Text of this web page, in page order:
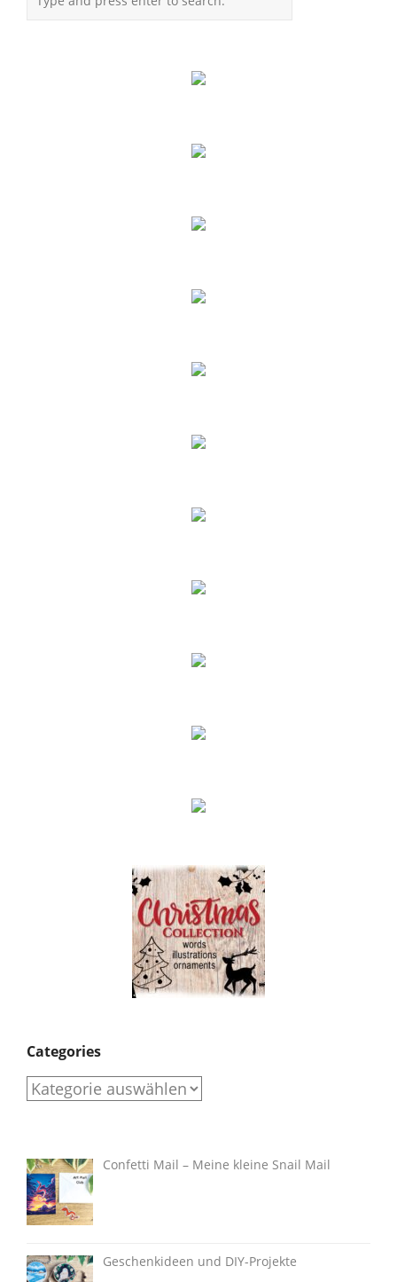
Categories
Categories
Confetti Mail – Meine kleine Snail Mail
Geschenkideen und DIY-Projekte